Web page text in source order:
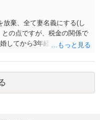
棄、全て妻名義にする(し
の点ですが、税金の関係で
してから3年経過しているの
良いかと思います。ご参考